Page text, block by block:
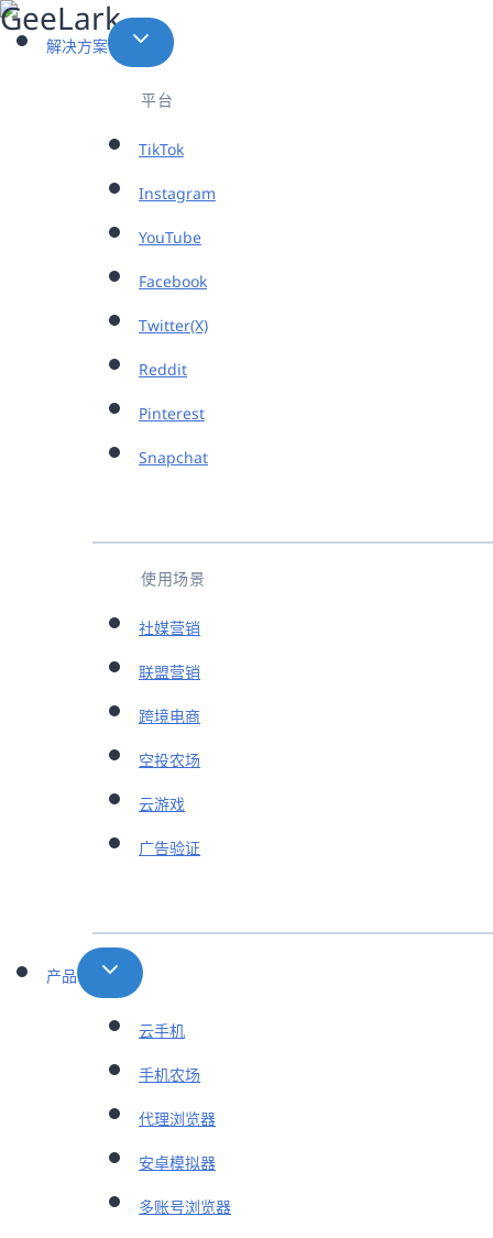
跳
到
解决方案
平台
TikTok
Instagram
YouTube
Facebook
Twitter(X)
Reddit
Pinterest
Snapchat
使用场景
社媒营销
联盟营销
跨境电商
空投农场
云游戏
广告验证
产品
云手机
手机农场
代理浏览器
安卓模拟器
多账号浏览器